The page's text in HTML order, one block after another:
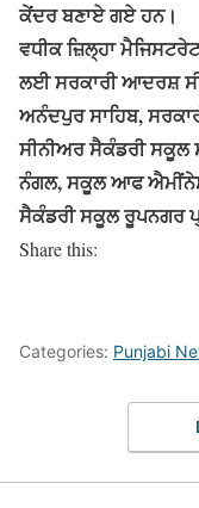
ਕੇਂਦਰ ਬਣਾਏ ਗਏ ਹਨ।
ਵਧੀਕ ਜ਼ਿਲ੍ਹਾ
ਲਈ ਸਰਕਾਰੀ ਆਦਰਸ਼
ਅਨੰਦਪੁਰ ਸਾਹਿਬ,
ਸੀਨੀਅਰ ਸੈਕੰਡਰੀ
ਨੰਗਲ, ਸਕੂਲ ਆਫ
ਸੈਕੰਡਰੀ ਸਕੂਲ ਰੂਪਨਗਰ
Share this:
Categories: Punjabi